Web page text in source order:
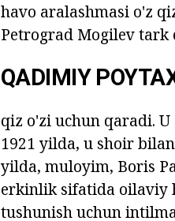
havo aralashmasi o'z
Petrograd Mogilev tark
QADIMIY
qiz o'zi uchun qaradi.
1921 yilda, u shoir
yilda, muloyim, Boris
erkinlik sifatida oilaviy
tushunish uchun